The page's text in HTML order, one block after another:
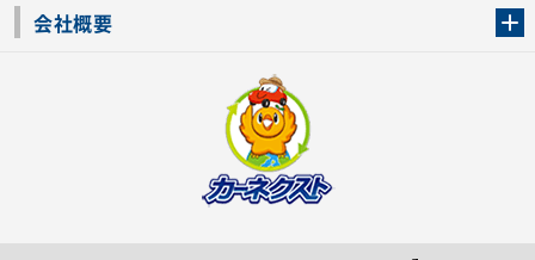
会社概要